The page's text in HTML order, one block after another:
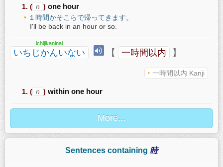
( n ) one hour
１時間かそこらで帰ってきます。
I'll be back in an hour or so.
いちじかんいない
ichijikaninai
【 一時間以内 】
一時間以内 Kanji
( n ) within one hour
Sentences containing 時